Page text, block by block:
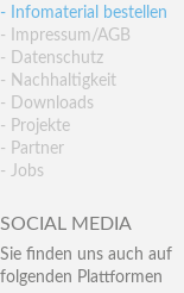
- Infomaterial bestellen
- Impressum/AGB
- Datenschutz
- Nachhaltigkeit
- Downloads
- Projekte
- Partner
- Jobs
SOCIAL MEDIA
Sie finden uns auch auf
folgenden Plattformen